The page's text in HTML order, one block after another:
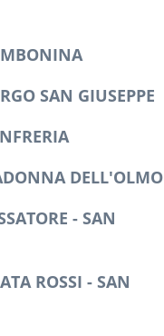
SAN GIUSEPPE
DELL'OLMO
- SAN
ROSSI - SAN